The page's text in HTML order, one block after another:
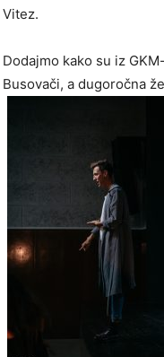
Vitez.
Dodajmo kako su iz
Busovači, a dugoročna